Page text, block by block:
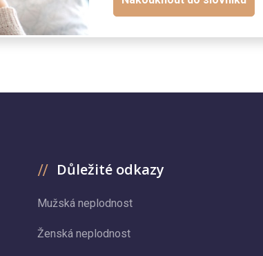
Důležité odkazy
Mužská neplodnost
Ženská neplodnost